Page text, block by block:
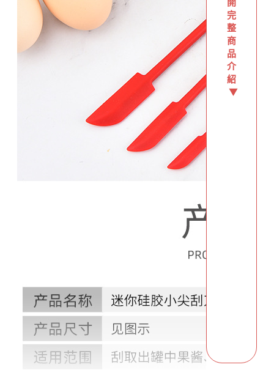
完
整
商
品
介
紹
▼